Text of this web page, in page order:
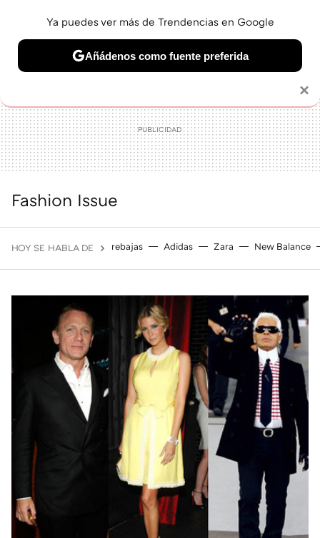
BELLEZA SHOPPING VIAJES GASTRO SNEAKERS
Fashion Issue
HOY SE HABLA DE rebajas Adidas Zara New Balance
×
Ya puedes ver más de Trendencias en Google
Añádenos como fuente preferida